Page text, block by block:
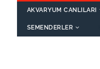
AKVARYUM CANLILARI
SEMENDERLER